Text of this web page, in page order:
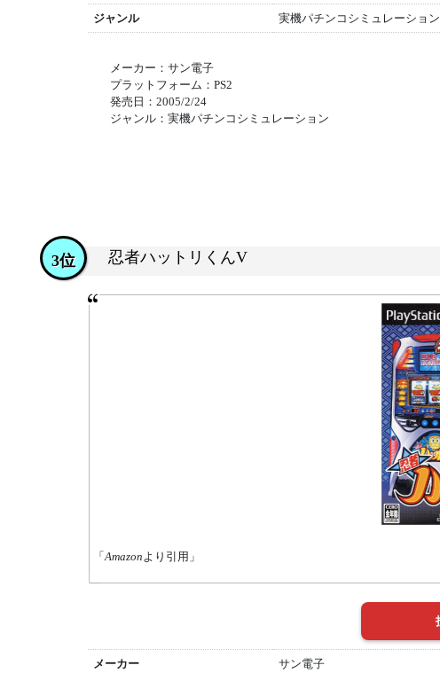
ジャンル 実機パチンコシミュレーション
メーカー：サン電子
プラットフォーム：PS2
発売日：2005/2/24
ジャンル：実機パチンコシミュレーション
忍者ハットリくんV
3位
「Amazonより引用」
メーカー サン電子